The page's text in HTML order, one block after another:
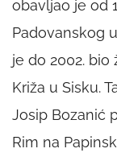
obavljao je od
Padovanskog
je do 2002. bio
Križa u Sisku.
Josip Bozanić
Rim na